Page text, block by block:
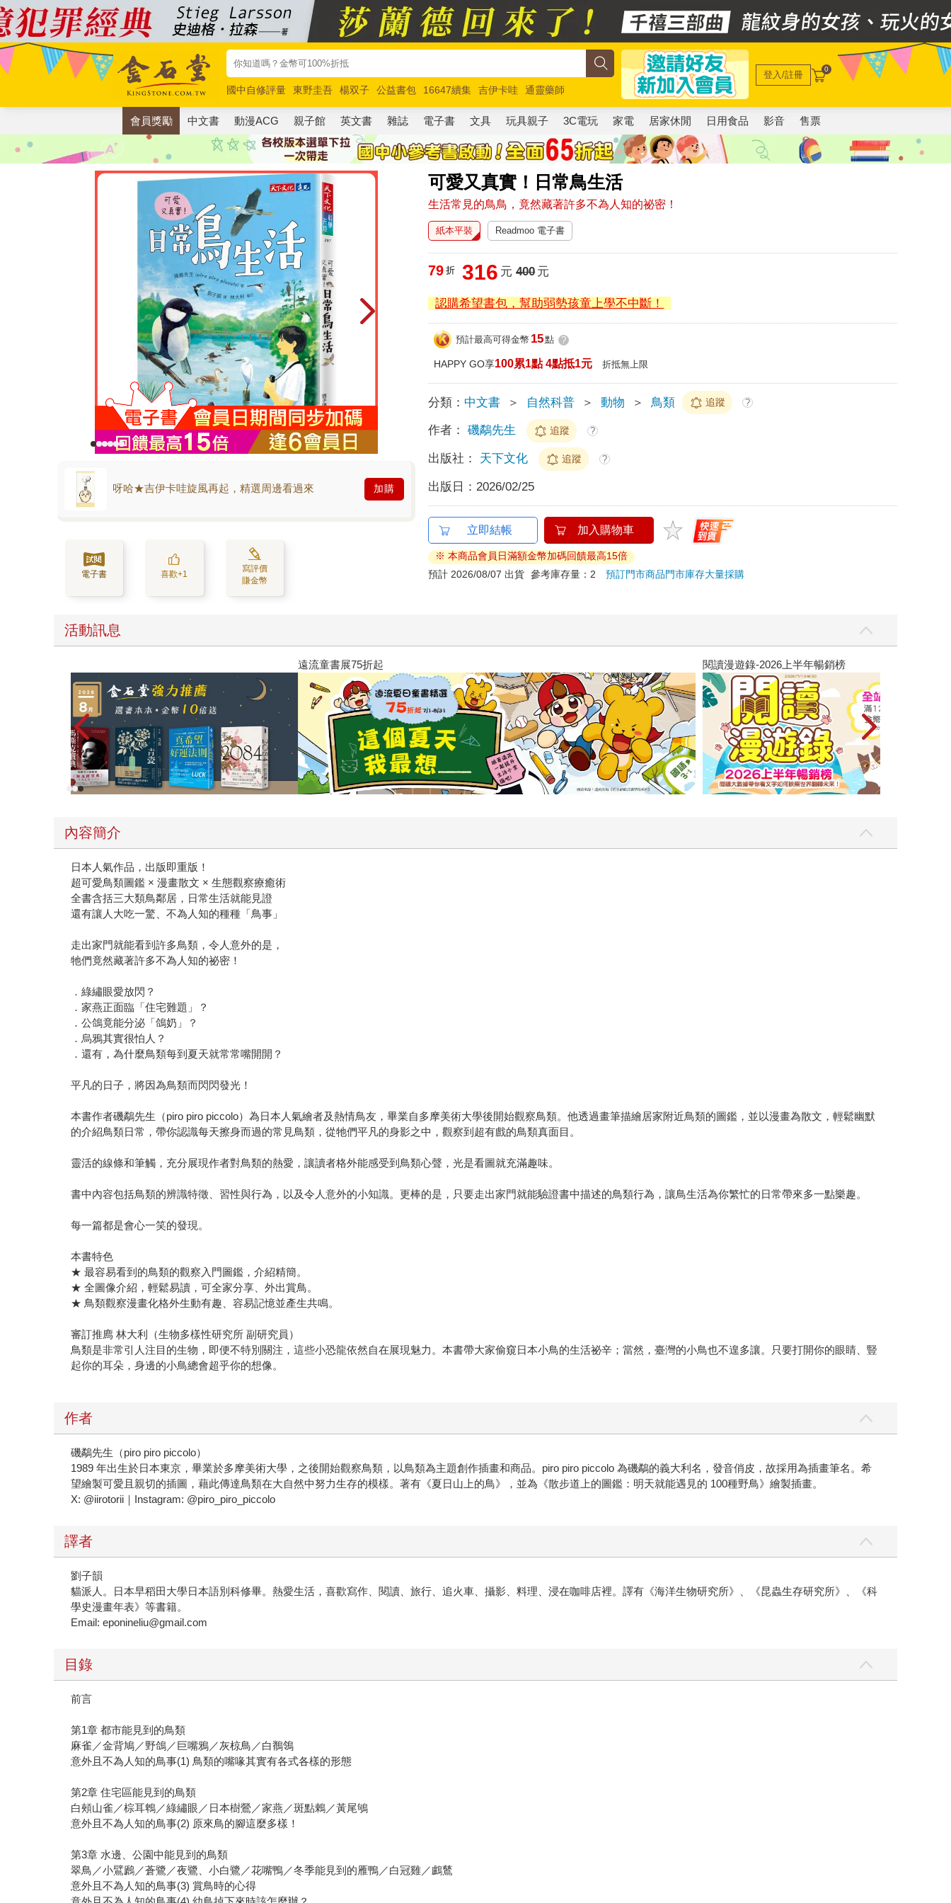
國中自修評量 東野圭吾 楊双子 公益書包 16647續集 吉伊卡哇
通靈藥師
唯紅花綻放
奧德賽 路邊攤新作 馬斯克 玩具總動員5 超慢跑
登入/註冊 0
會員獎勵 中文書 動漫ACG 親子館 英文書 雜誌 電子書 文具 玩具親子 3C電玩 家電 居家休閒 日用食品 影音 售票
可愛又真實！日常鳥生活
生活常見的鳥鳥，竟然藏著許多不為人知的祕密！
呀哈★吉伊卡哇旋風再起，精選周邊看過來 加購
電子書 喜歡+1
寫評價
賺金幣
紙本平裝 Readmoo 電子書
79 折 316 元 400元
認購希望書包，幫助弱勢孩童上學不中斷！
預計最高可得金幣 15點 ?
HAPPY GO享100累1點 4點抵1元 折抵無上限
分類： 中文書 ＞ 自然科普 ＞ 動物 ＞ 鳥類 追蹤 ?
作者： 磯鷸先生 追蹤 ?
出版社： 天下文化 追蹤 ?
出版日： 2026/02/25
立即結帳 加入購物車
※ 本商品會員日滿額金幣加碼回饋最高15倍
預計 2026/08/07 出貨 參考庫存量：2預訂門市商品門市庫存大量採購
活動訊息
閱讀漫遊錄-2026上半年暢銷榜
遠流童書展75折起
內容簡介
日本人氣作品，出版即重版！
超可愛鳥類圖鑑 × 漫畫散文 × 生態觀察療癒術
全書含括三大類鳥鄰居，日常生活就能見證
還有讓人大吃一驚、不為人知的種種「鳥事」
走出家門就能看到許多鳥類，令人意外的是，
牠們竟然藏著許多不為人知的祕密！
．綠繡眼愛放閃？
．家燕正面臨「住宅難題」？
．公鴿竟能分泌「鴿奶」？
．烏鴉其實很怕人？
．還有，為什麼鳥類每到夏天就常常嘴開開？
平凡的日子，將因為鳥類而閃閃發光！
本書作者磯鷸先生（piro piro piccolo）為日本人氣繪者及熱情鳥友，畢業自多摩美術大學後開始觀察鳥類。他透過畫筆描繪居家附近鳥類的圖鑑，並以漫畫為散文，輕鬆幽默
的介紹鳥類日常，帶你認識每天擦身而過的常見鳥類，從牠們平凡的身影之中，觀察到超有戲的鳥類真面目。
靈活的線條和筆觸，充分展現作者對鳥類的熱愛，讓讀者格外能感受到鳥類心聲，光是看圖就充滿趣味。
書中內容包括鳥類的辨識特徵、習性與行為，以及令人意外的小知識。更棒的是，只要走出家門就能驗證書中描述的鳥類行為，讓鳥生活為你繁忙的日常帶來多一點樂趣。
每一篇都是會心一笑的發現。
本書特色
★ 最容易看到的鳥類的觀察入門圖鑑，介紹精簡。
★ 全圖像介紹，輕鬆易讀，可全家分享、外出賞鳥。
★ 鳥類觀察漫畫化格外生動有趣、容易記憶並產生共鳴。
審訂推廌 林大利（生物多樣性研究所 副研究員）
鳥類是非常引人注目的生物，即便不特別關注，這些小恐龍依然自在展現魅力。本書帶大家偷窺日本小鳥的生活祕辛；當然，臺灣的小鳥也不遑多讓。只要打開你的眼睛、豎
起你的耳朵，身邊的小鳥總會超乎你的想像。
作者
磯鷸先生（piro piro piccolo）
1989 年出生於日本東京，畢業於多摩美術大學，之後開始觀察鳥類，以鳥類為主題創作插畫和商品。piro piro piccolo 為磯鷸的義大利名，發音俏皮，故採用為插畫筆名。希
望繪製可愛且親切的插圖，藉此傳達鳥類在大自然中努力生存的模樣。著有《夏日山上的鳥》，並為《散步道上的圖鑑：明天就能遇見的 100種野鳥》繪製插畫。
X: @iirotorii｜Instagram: @piro_piro_piccolo
譯者
劉子韻
貓派人。日本早稻田大學日本語別科修畢。熱愛生活，喜歡寫作、閱讀、旅行、追火車、攝影、料理、浸在咖啡店裡。譯有《海洋生物研究所》、《昆蟲生存研究所》、《科
學史漫畫年表》等書籍。
Email: eponineliu@gmail.com
目錄
前言
第1章 都市能見到的鳥類
麻雀／金背鳩／野鴿／巨嘴鴉／灰椋鳥／白鶺鴒
意外且不為人知的鳥事(1) 鳥類的嘴喙其實有各式各樣的形態
第2章 住宅區能見到的鳥類
白頰山雀／棕耳鵯／綠繡眼／日本樹鶯／家燕／斑點鶇／黃尾鴝
意外且不為人知的鳥事(2) 原來鳥的腳這麼多樣！
第3章 水邊、公園中能見到的鳥類
翠鳥／小鷿鷉／蒼鷺／夜鷺、小白鷺／花嘴鴨／冬季能見到的雁鴨／白冠雞／鸕鶿
意外且不為人知的鳥事(3) 賞鳥時的心得